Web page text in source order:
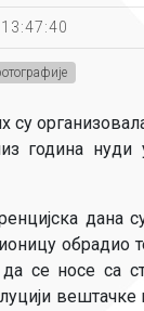
су
година нуди
дана
обрадио
се носе са
вештачке